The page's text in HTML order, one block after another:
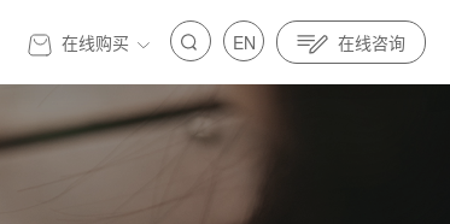
在线购买
官方商城
EN 在线咨询